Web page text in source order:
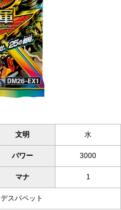
文明 水
パワー 3000
マナ 1
デスパペット